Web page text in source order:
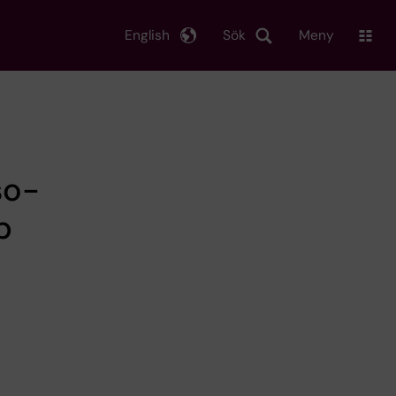
Sök
English Meny